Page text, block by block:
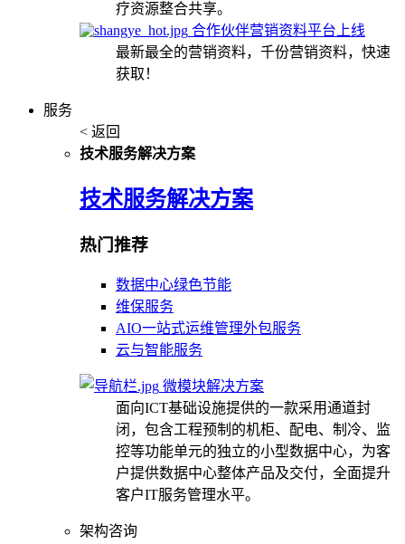
疗资源整合共享。
合作伙伴营销资料平台上线
最新最全的营销资料，千份营销资料，快速
获取！
服务
< 返回
技术服务解决方案
技术服务解决方案
热门推荐
数据中心绿色节能
维保服务
AIO一站式运维管理外包服务
云与智能服务
微模块解决方案
面向ICT基础设施提供的一款采用通道封
闭，包含工程预制的机柜、配电、制冷、监
控等功能单元的独立的小型数据中心，为客
户提供数据中心整体产品及交付，全面提升
客户IT服务管理水平。
架构咨询